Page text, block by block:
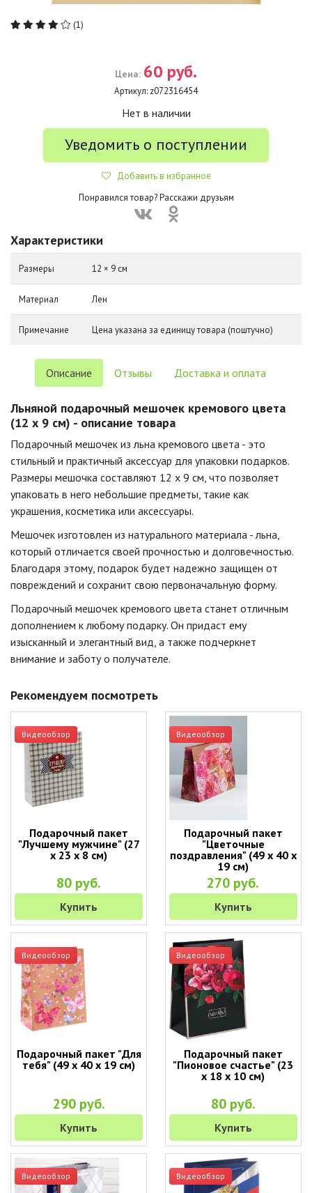
(1)
Цена: 60 руб.
Артикул: z072316454
Нет в наличии
Уведомить о поступлении
Добавить в избранное
Понравился товар? Расскажи друзьям
Характеристики
Размеры 12 × 9 см
Материал Лен
Примечание Цена указана за единицу товара (поштучно)
Описание Отзывы Доставка и оплата
Льняной подарочный мешочек кремового цвета
(12 х 9 см) - описание товара
Подарочный мешочек из льна кремового цвета - это
стильный и практичный аксессуар для упаковки подарков.
Размеры мешочка составляют 12 х 9 см, что позволяет
упаковать в него небольшие предметы, такие как
украшения, косметика или аксессуары.
Мешочек изготовлен из натурального материала - льна,
который отличается своей прочностью и долговечностью.
Благодаря этому, подарок будет надежно защищен от
повреждений и сохранит свою первоначальную форму.
Подарочный мешочек кремового цвета станет отличным
дополнением к любому подарку. Он придаст ему
изысканный и элегантный вид, а также подчеркнет
внимание и заботу о получателе.
Рекомендуем посмотреть
Видеообзор
Подарочный пакет
"Лучшему мужчине" (27
х 23 х 8 см)
80 руб.
Купить
Видеообзор
Подарочный пакет
"Цветочные
поздравления" (49 х 40 х
19 см)
270 руб.
Купить
Видеообзор
Подарочный пакет "Для
тебя" (49 х 40 х 19 см)
290 руб.
Купить
Видеообзор
Подарочный пакет
"Пионовое счастье" (23
х 18 х 10 см)
80 руб.
Купить
Видеообзор Видеообзор